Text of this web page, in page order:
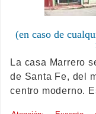
(en caso de
La casa Marrero
de Santa Fe, del
centro moderno.